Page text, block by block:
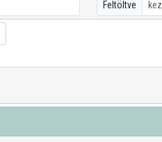
Feltöltve